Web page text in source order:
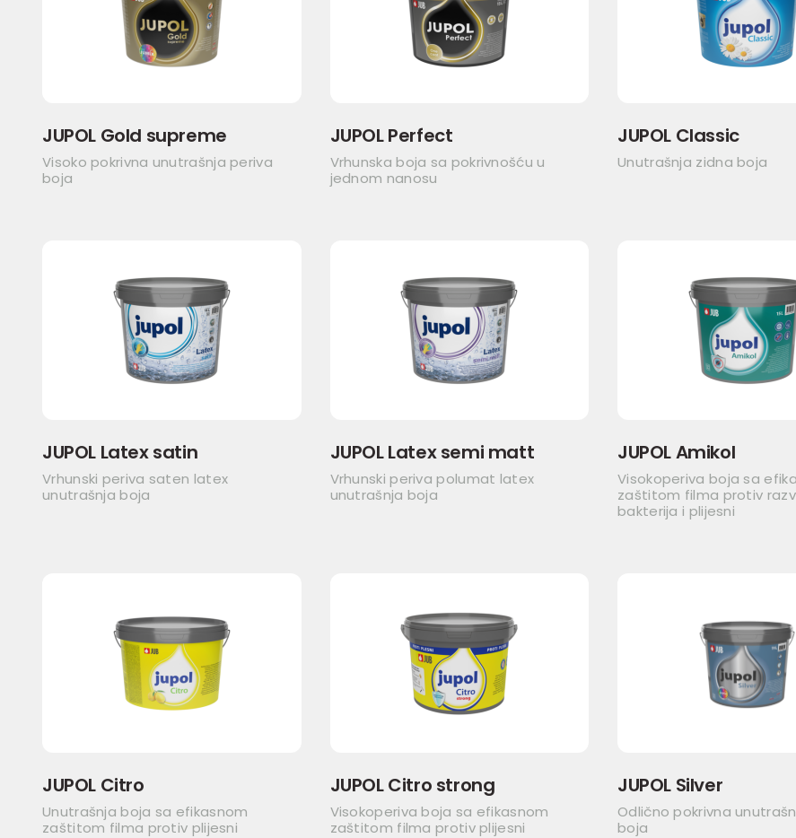
JUPOL Gold supreme
Visoko pokrivna unutrašnja periva
boja
JUPOL Perfect
Vrhunska boja sa pokrivnošću u
jednom nanosu
JUPOL Classic
Unutrašnja zidna boja
JUPOL Latex satin
Vrhunski periva saten latex
unutrašnja boja
JUPOL Latex semi matt
Vrhunski periva polumat latex
unutrašnja boja
JUPOL Amikol
Visokoperiva boja sa
zaštitom filma protiv
bakterija i plijesni
JUPOL Citro
Unutrašnja boja sa efikasnom
zaštitom filma protiv plijesni
JUPOL Citro strong
Visokoperiva boja sa efikasnom
zaštitom filma protiv plijesni
JUPOL Silver
Odlično pokrivna
boja